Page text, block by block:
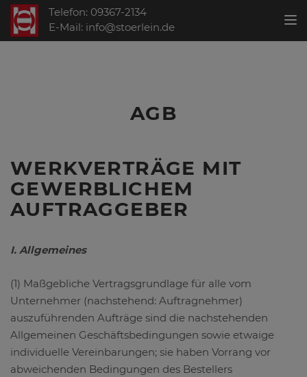
Telefon: 09367-2134
E-Mail: info@stoerlein.de
AGB
WERKVERTRÄGE MIT
GEWERBLICHEM
AUFTRAGGEBER
I. Allgemeines
(1) Maßgebliche Vertragsgrundlage für alle vom
Unternehmer (nachstehend: Auftragnehmer)
auszuführenden Aufträge sind die nachstehenden
Allgemeinen Geschäftsbedingungen sowie etwaige
individuelle Vereinbarungen; sie haben Vorrang vor
abweichenden Bedingungen des Bestellers